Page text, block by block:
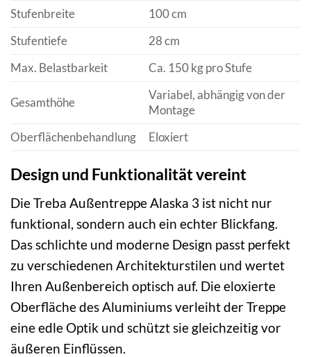
Stufenbreite
100 cm
Stufentiefe
28 cm
Max. Belastbarkeit
Ca. 150 kg pro Stufe
Gesamthöhe
Variabel, abhängig von der
Montage
Oberflächenbehandlung
Eloxiert
Design und Funktionalität vereint
Die Treba Außentreppe Alaska 3 ist nicht nur
funktional, sondern auch ein echter Blickfang.
Das schlichte und moderne Design passt perfekt
zu verschiedenen Architekturstilen und wertet
Ihren Außenbereich optisch auf. Die eloxierte
Oberfläche des Aluminiums verleiht der Treppe
eine edle Optik und schützt sie gleichzeitig vor
äußeren Einflüssen.